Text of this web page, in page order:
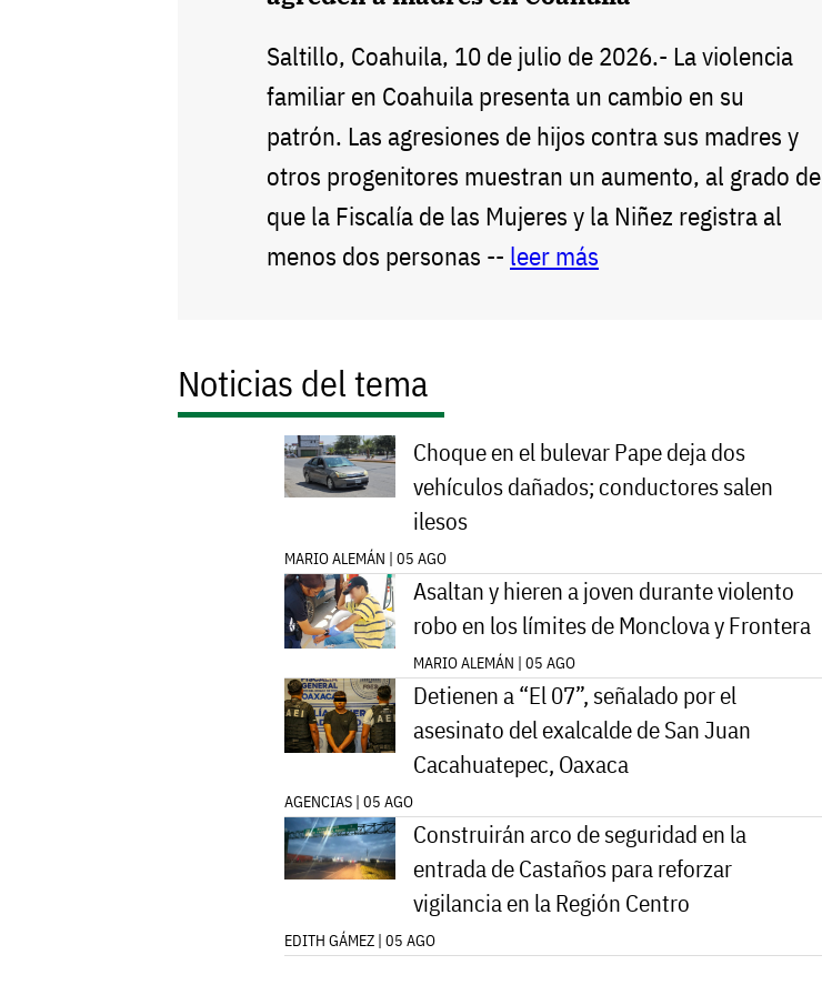
Saltillo, Coahuila, 10 de julio de 2026.- La violencia
familiar en Coahuila presenta un cambio en su
patrón. Las agresiones de hijos contra sus madres y
otros progenitores muestran un aumento, al grado de
que la Fiscalía de las Mujeres y la Niñez registra al
menos dos personas -- leer más
Noticias del tema
Choque en el bulevar Pape deja dos
vehículos dañados; conductores salen
ilesos
MARIO ALEMÁN | 05 AGO
Asaltan y hieren a joven durante violento
robo en los límites de Monclova y Frontera
MARIO ALEMÁN | 05 AGO
Detienen a “El 07”, señalado por el
asesinato del exalcalde de San Juan
Cacahuatepec, Oaxaca
AGENCIAS | 05 AGO
Construirán arco de seguridad en la
entrada de Castaños para reforzar
vigilancia en la Región Centro
EDITH GÁMEZ | 05 AGO